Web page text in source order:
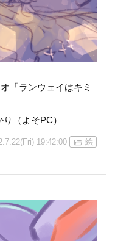
「ランウェイはキミ
（よそPC）
19:42:00 絵